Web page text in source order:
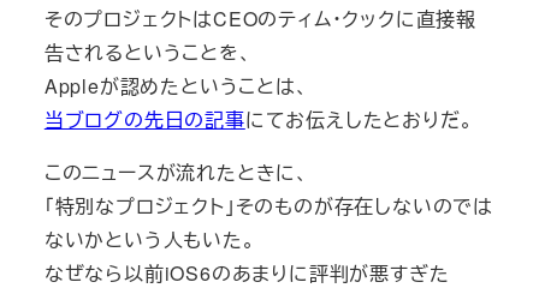
そのプロジェクトはCEOのティム・クックに直接報
告されるということを、
Appleが認めたということは、
当ブログの先日の記事にてお伝えしたとおりだ。
このニュースが流れたときに、
「特別なプロジェクト」そのものが存在しないのでは
ないかという人もいた。
なぜなら以前iOS6のあまりに評判が悪すぎた